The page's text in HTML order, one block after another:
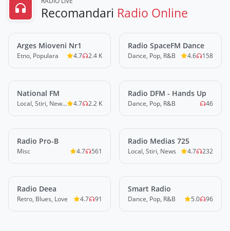
Recomandari Radio Online
LIVE
Arges Mioveni Nr1
Etno, Populara 4.7 2.4 K
LIVE
Radio SpaceFM Dance
Dance, Pop, R&B 4.6 158
LIVE
National FM
Local, Stiri, News, Misc 4.7 2.2 K
LIVE
Radio DFM - Hands Up
Dance, Pop, R&B 46
LIVE
Radio Pro-B
Misc 4.7 561
LIVE
Radio Medias 725
Local, Stiri, News 4.7 232
LIVE
Radio Deea
Retro, Blues, Love 4.7 91
LIVE
Smart Radio
Dance, Pop, R&B 5.0 96